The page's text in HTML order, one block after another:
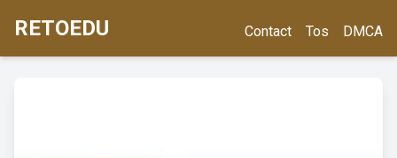
RETOEDU Contact Tos DMCA